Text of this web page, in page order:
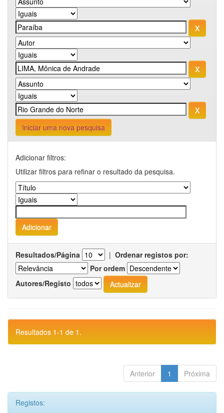
Iniciar uma nova pesquisa
Adicionar filtros:
Utilizar filtros para refinar o resultado da pesquisa.
Resultados/Página | Ordenar registos por:
Por ordem
Autores/Registo
Resultados 1-1 de 1.
Anterior 1 Próxima
Registos: